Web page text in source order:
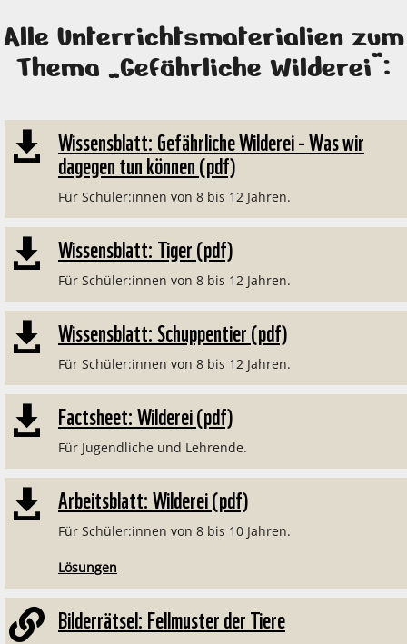
Alle Unterrichtsmaterialien zum
Thema „Gefährliche Wilderei“:
 Wissensblatt: Gefährliche Wilderei - Was wir
dagegen tun können (pdf)
Für Schüler:innen von 8 bis 12 Jahren.
 Wissensblatt: Tiger (pdf)
Für Schüler:innen von 8 bis 12 Jahren.
 Wissensblatt: Schuppentier (pdf)
Für Schüler:innen von 8 bis 12 Jahren.
 Factsheet: Wilderei (pdf)
Für Jugendliche und Lehrende.
 Arbeitsblatt: Wilderei (pdf)
Für Schüler:innen von 8 bis 10 Jahren.
Lösungen
 Bilderrätsel: Fellmuster der Tiere